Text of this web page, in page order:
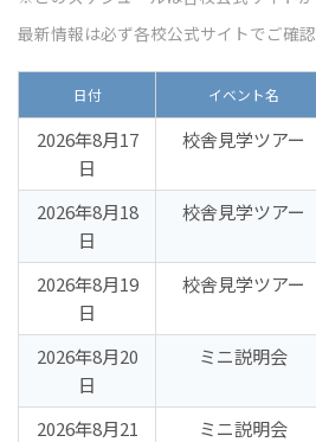
最新情報は必ず各校公式サイトでご確認
日付 イベント名
2026年8月17
日
校舎見学ツアー
2026年8月18
日
校舎見学ツアー
2026年8月19
日
校舎見学ツアー
2026年8月20
日
ミニ説明会
2026年8月21
ミニ説明会